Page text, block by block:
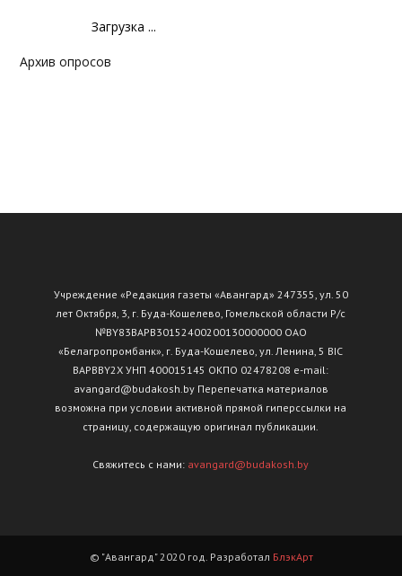
Загрузка ...
Архив опросов
Учреждение «Редакция газеты «Авангард» 247355, ул. 50
лет Октября, 3, г. Буда-Кошелево, Гомельской области Р/с
№ВY83ВАРВ30152400200130000000 ОАО
«Белагропромбанк», г. Буда-Кошелево, ул. Ленина, 5 BIC
BAPBBY2X УНП 400015145 ОКПО 02478208 e-mail:
avangard@budakosh.by Перепечатка материалов
возможна при условии активной прямой гиперссылки на
страницу, содержащую оригинал публикации.
Свяжитесь с нами: avangard@budakosh.by
© "Авангард" 2020 год. Разработал БлэкАрт